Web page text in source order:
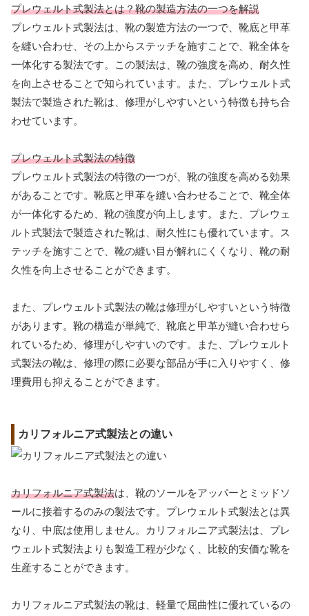
プレウェルト式製法とは？靴の製造方法の一つを解説
プレウェルト式製法は、靴の製造方法の一つで、靴底と甲革
を縫い合わせ、その上からステッチを施すことで、靴全体を
一体化する製法です。この製法は、靴の強度を高め、耐久性
を向上させることで知られています。また、プレウェルト式
製法で製造された靴は、修理がしやすいという特徴も持ち合
わせています。
プレウェルト式製法の特徴
プレウェルト式製法の特徴の一つが、靴の強度を高める効果
があることです。靴底と甲革を縫い合わせることで、靴全体
が一体化するため、靴の強度が向上します。また、プレウェ
ルト式製法で製造された靴は、耐久性にも優れています。ス
テッチを施すことで、靴の縫い目が解れにくくなり、靴の耐
久性を向上させることができます。
また、プレウェルト式製法の靴は修理がしやすいという特徴
があります。靴の構造が単純で、靴底と甲革が縫い合わせら
れているため、修理がしやすいのです。また、プレウェルト
式製法の靴は、修理の際に必要な部品が手に入りやすく、修
理費用も抑えることができます。
カリフォルニア式製法との違い
カリフォルニア式製法は、靴のソールをアッパーとミッドソ
ールに接着するのみの製法です。プレウェルト式製法とは異
なり、中底は使用しません。カリフォルニア式製法は、プレ
ウェルト式製法よりも製造工程が少なく、比較的安価な靴を
生産することができます。
カリフォルニア式製法の靴は、軽量で屈曲性に優れているの